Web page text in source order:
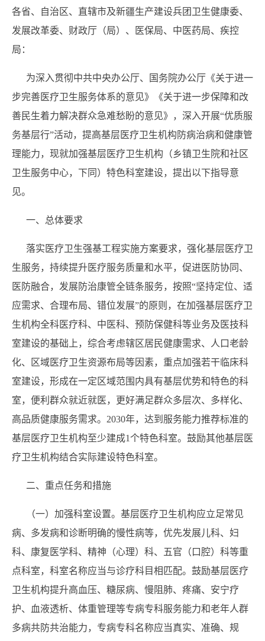
各省、自治区、直辖市及新疆生产建设兵团卫生健康委、
发展改革委、财政厅（局）、医保局、中医药局、疾控
局：
为深入贯彻中共中央办公厅、国务院办公厅《关于进一
步完善医疗卫生服务体系的意见》《关于进一步保障和改
善民生着力解决群众急难愁盼的意见》，深入开展“优质服
务基层行”活动，提高基层医疗卫生机构防病治病和健康管
理能力，现就加强基层医疗卫生机构（乡镇卫生院和社区
卫生服务中心，下同）特色科室建设，提出以下指导意
见。
一、总体要求
落实医疗卫生强基工程实施方案要求，强化基层医疗卫
生服务，持续提升医疗服务质量和水平，促进医防协同、
医防融合，发展防治康管全链条服务，按照“坚持定位、适
应需求、合理布局、错位发展”的原则，在加强基层医疗卫
生机构全科医疗科、中医科、预防保健科等业务及医技科
室建设的基础上，综合考虑辖区居民健康需求、人口老龄
化、区域医疗卫生资源布局等因素，重点加强若干临床科
室建设，形成在一定区域范围内具有基层优势和特色的科
室，便利群众就近就医，更好满足群众多层次、多样化、
高品质健康服务需求。2030年，达到服务能力推荐标准的
基层医疗卫生机构至少建成1个特色科室。鼓励其他基层医
疗卫生机构结合实际建设特色科室。
二、重点任务和措施
（一）加强科室设置。基层医疗卫生机构应立足常见
病、多发病和诊断明确的慢性病等，优先发展儿科、妇
科、康复医学科、精神（心理）科、五官（口腔）科等重
点科室，科室名称应当与诊疗科目相匹配。鼓励基层医疗
卫生机构提升高血压、糖尿病、慢阻肺、疼痛、安宁疗
护、血液透析、体重管理等专病专科服务能力和老年人群
多病共防共治能力，专病专科名称应当真实、准确、规